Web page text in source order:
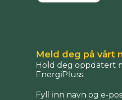
Meld deg på vårt
Hold deg oppdatert
EnergiPluss.
Fyll inn navn og e-